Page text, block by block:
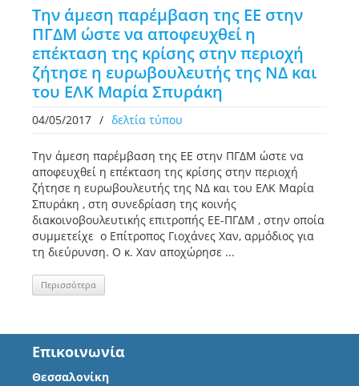
Την άμεση παρέμβαση της ΕΕ στην
ΠΓΔΜ ώστε να αποφευχθεί η
επέκταση της κρίσης στην περιοχή
ζήτησε η ευρωβουλευτής της ΝΔ και
του ΕΛΚ Μαρία Σπυράκη
04/05/2017 / δελτία τύπου
Την άμεση παρέμβαση της ΕΕ στην ΠΓΔΜ ώστε να
αποφευχθεί η επέκταση της κρίσης στην περιοχή
ζήτησε η ευρωβουλευτής της ΝΔ και του ΕΛΚ Μαρία
Σπυράκη , στη συνεδρίαση της κοινής
διακοινοβουλευτικής επιτροπής ΕΕ-ΠΓΔΜ , στην οποία
συμμετείχε ο Επίτροπος Γιοχάνες Χαν, αρμόδιος για
τη διεύρυνση. Ο κ. Χαν αποχώρησε ...
Περισσότερα
Επικοινωνία
Θεσσαλονίκη